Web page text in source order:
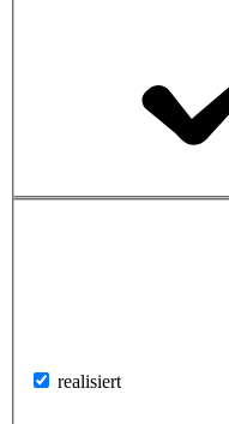
realisiert